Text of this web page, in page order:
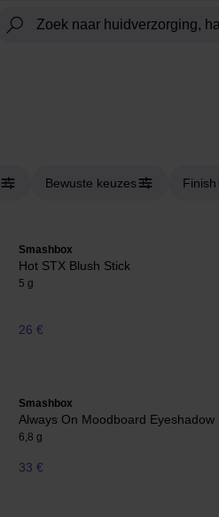
Bewuste keuzes Finish
Smashbox
Hot STX Blush Stick
5 g
26 €
Smashbox
Always On Moodboard Eyeshadow
6,8 g
33 €